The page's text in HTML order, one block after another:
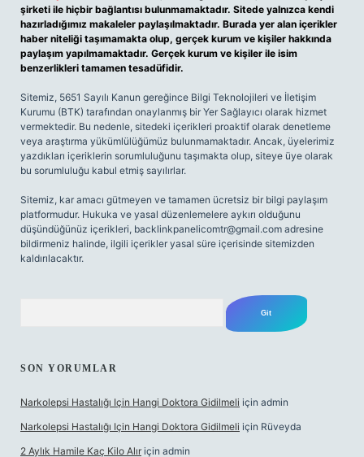
şirketi ile hiçbir bağlantısı bulunmamaktadır. Sitede yalnızca kendi
hazırladığımız makaleler paylaşılmaktadır. Burada yer alan içerikler
haber niteliği taşımamakta olup, gerçek kurum ve kişiler hakkında
paylaşım yapılmamaktadır. Gerçek kurum ve kişiler ile isim
benzerlikleri tamamen tesadüfidir.
Sitemiz, 5651 Sayılı Kanun gereğince Bilgi Teknolojileri ve İletişim
Kurumu (BTK) tarafından onaylanmış bir Yer Sağlayıcı olarak hizmet
vermektedir. Bu nedenle, sitedeki içerikleri proaktif olarak denetleme
veya araştırma yükümlülüğümüz bulunmamaktadır. Ancak, üyelerimiz
yazdıkları içeriklerin sorumluluğunu taşımakta olup, siteye üye olarak
bu sorumluluğu kabul etmiş sayılırlar.
Sitemiz, kar amacı gütmeyen ve tamamen ücretsiz bir bilgi paylaşım
platformudur. Hukuka ve yasal düzenlemelere aykırı olduğunu
düşündüğünüz içerikleri, backlinkpanelicomtr@gmail.com adresine
bildirmeniz halinde, ilgili içerikler yasal süre içerisinde sitemizden
kaldırılacaktır.
SON YORUMLAR
Narkolepsi Hastalığı Için Hangi Doktora Gidilmeli için admin
Narkolepsi Hastalığı Için Hangi Doktora Gidilmeli için Rüveyda
2 Aylık Hamile Kaç Kilo Alır için admin